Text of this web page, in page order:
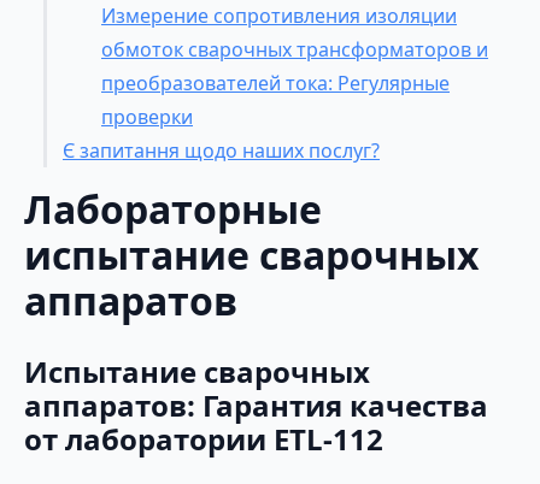
Измерение сопротивления изоляции
обмоток сварочных трансформаторов и
преобразователей тока: Регулярные
проверки
Є запитання щодо наших послуг?
Лабораторные
испытание сварочных
аппаратов
Испытание сварочных
аппаратов: Гарантия качества
от лаборатории ETL-112